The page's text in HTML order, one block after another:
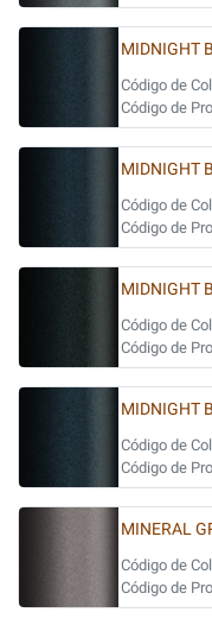
MIDNIGHT
Código de
Código de
MIDNIGHT
Código de
Código de
MIDNIGHT
Código de
Código de
MIDNIGHT
Código de
Código de
MINERAL
Código de
Código de